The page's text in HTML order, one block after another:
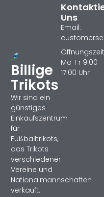
Billige
Trikots
Wir sind ein
günstiges
Einkaufszentrum
für
Fußballtrikots,
das Trikots
verschiedener
Vereine und
Nationalmannschaften
verkauft.
Uns
Email:
Mo-Fr 9:00 -
17:00 Uhr